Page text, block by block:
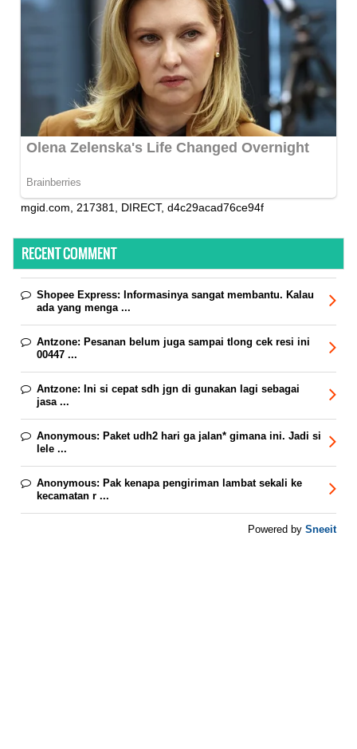
mgid.com, 217381, DIRECT, d4c29acad76ce94f
RECENT COMMENT
Shopee Express: Informasinya sangat membantu. Kalau
ada yang menga ...
Antzone: Pesanan belum juga sampai tlong cek resi ini
00447 ...
Antzone: Ini si cepat sdh jgn di gunakan lagi sebagai
jasa ...
Anonymous: Paket udh2 hari ga jalan* gimana ini. Jadi si
lele ...
Anonymous: Pak kenapa pengiriman lambat sekali ke
kecamatan r ...
Powered by Sneeit